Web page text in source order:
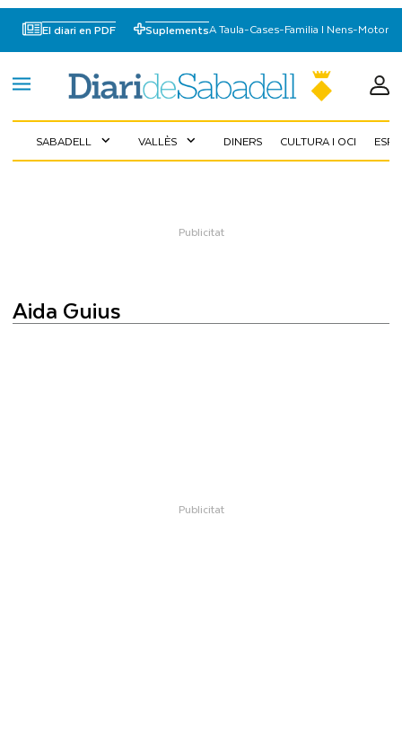
El diari en PDF SuplementsA Taula-Cases-Familia I Nens-Motor
SABADELL expand_more VALLÈS expand_more DINERS CULTURA I OCI
Aida Guius